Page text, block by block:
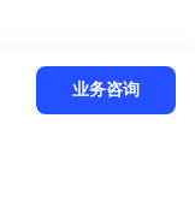
业务咨询